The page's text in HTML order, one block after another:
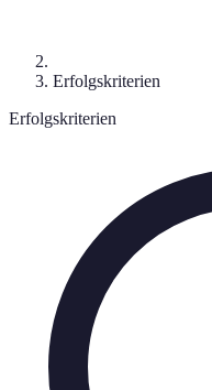
Erfolgskriterien
Erfolgskriterien